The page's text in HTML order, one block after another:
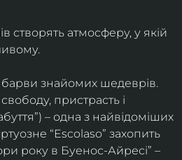
створять атмосферу, у якій
барви знайомих шедеврів.
пристрасть і
– одна з найвідоміших
“Escolaso” захопить
року в Буенос-Айресі” –